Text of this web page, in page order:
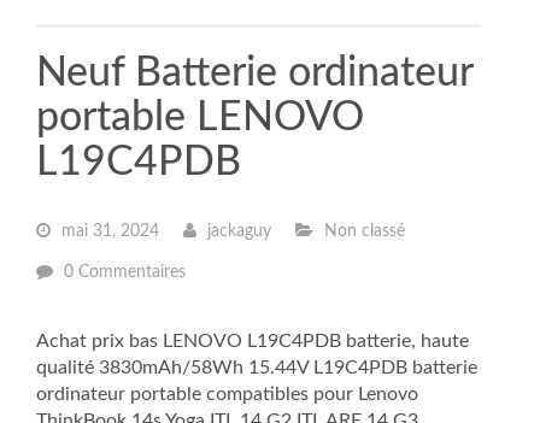
Neuf Batterie ordinateur
portable LENOVO
L19C4PDB
mai 31, 2024 jackaguy Non classé
0 Commentaires
Achat prix bas LENOVO L19C4PDB batterie, haute
qualité 3830mAh/58Wh 15.44V L19C4PDB batterie
ordinateur portable compatibles pour Lenovo